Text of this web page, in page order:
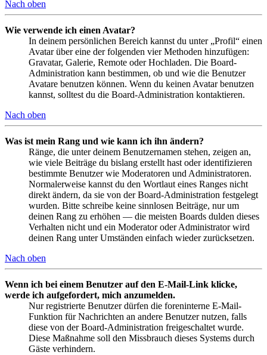
Nach oben
Wie verwende ich einen Avatar?
In deinem persönlichen Bereich kannst du unter „Profil“ einen
Avatar über eine der folgenden vier Methoden hinzufügen:
Gravatar, Galerie, Remote oder Hochladen. Die Board-
Administration kann bestimmen, ob und wie die Benutzer
Avatare benutzen können. Wenn du keinen Avatar benutzen
kannst, solltest du die Board-Administration kontaktieren.
Nach oben
Was ist mein Rang und wie kann ich ihn ändern?
Ränge, die unter deinem Benutzernamen stehen, zeigen an,
wie viele Beiträge du bislang erstellt hast oder identifizieren
bestimmte Benutzer wie Moderatoren und Administratoren.
Normalerweise kannst du den Wortlaut eines Ranges nicht
direkt ändern, da sie von der Board-Administration festgelegt
wurden. Bitte schreibe keine sinnlosen Beiträge, nur um
deinen Rang zu erhöhen — die meisten Boards dulden dieses
Verhalten nicht und ein Moderator oder Administrator wird
deinen Rang unter Umständen einfach wieder zurücksetzen.
Nach oben
Wenn ich bei einem Benutzer auf den E-Mail-Link klicke,
werde ich aufgefordert, mich anzumelden.
Nur registrierte Benutzer dürfen die foreninterne E-Mail-
Funktion für Nachrichten an andere Benutzer nutzen, falls
diese von der Board-Administration freigeschaltet wurde.
Diese Maßnahme soll den Missbrauch dieses Systems durch
Gäste verhindern.